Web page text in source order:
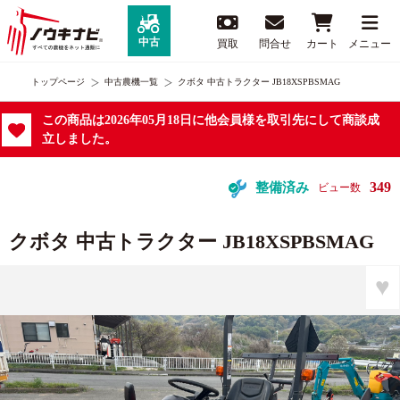
中古 買取 問合せ カート メニュー
トップページ 中古農機一覧 クボタ 中古トラクター JB18XSPBSMAG
この商品は2026年05月18日に他会員様を取引先にして商談成
立しました。
整備済み ビュー数 349
クボタ 中古トラクター JB18XSPBSMAG
♥